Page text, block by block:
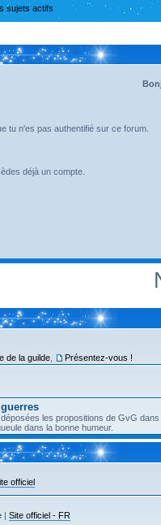
sujets actifs
tu n'es pas authentifié sur ce forum.
déjà un compte.
de la guilde Présentez-vous !
les propositions de GvG dans
dans la bonne humeur.
officiel
| Site officiel - FR